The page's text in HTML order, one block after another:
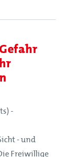
-
- und
Freiwillige